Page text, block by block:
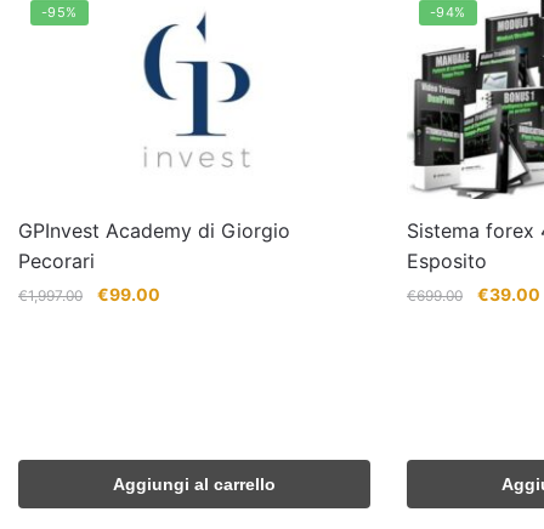
-95%
GPInvest Academy di Giorgio
Pecorari
€1,997.00
Il
€99.00
Aggiungi al carrello
-94%
Sistema forex
Esposito
€699.00
Il
€39.00